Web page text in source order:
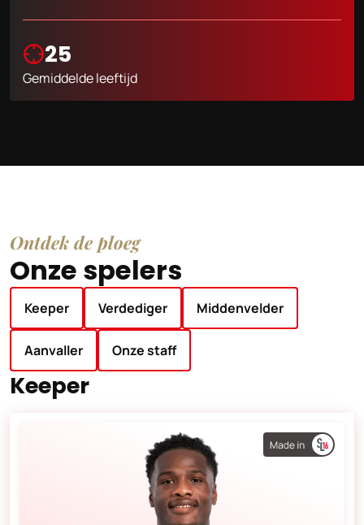
25
Gemiddelde leeftijd
Ontdek de ploeg
Onze spelers
Keeper Verdediger Middenvelder
Aanvaller Onze staff
Keeper